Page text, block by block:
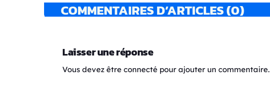
COMMENTAIRES D’ARTICLES (0)
Laisser une réponse
Vous devez être connecté pour ajouter un commentaire.